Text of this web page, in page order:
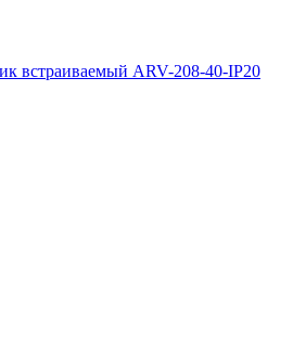
встраиваемый ARV-208-40-IP20